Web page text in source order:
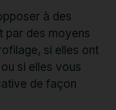
à des
par des moyens
si elles ont
si elles vous
de façon